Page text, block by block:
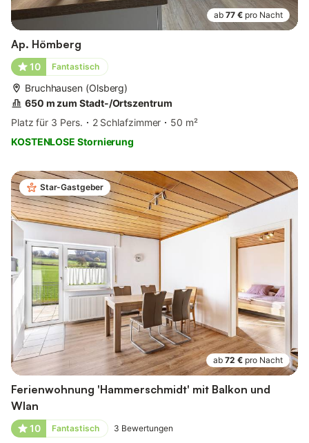
ab 77 € pro Nacht
Ap. Hömberg
10 Fantastisch
Bruchhausen (Olsberg)
650 m zum Stadt-/Ortszentrum
Platz für 3 Pers.
2 Schlafzimmer
50 m²
KOSTENLOSE Stornierung
Star-Gastgeber
ab 72 € pro Nacht
Ferienwohnung 'Hammerschmidt' mit Balkon und
Wlan
10 Fantastisch 3 Bewertungen